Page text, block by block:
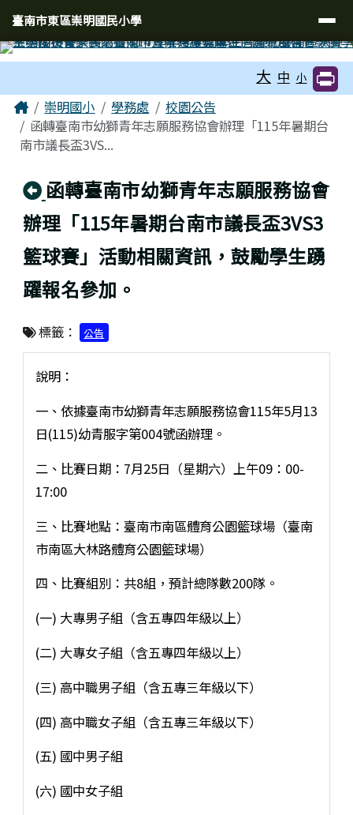
臺南市東區崇明國民小學
導覽列
臺南市東區崇明國民小學
大 中 小
主內容區域
Home崇明國小 學務處
校園公告
函轉臺南市幼獅青年志願服務協會辦理「115年暑期台
南市議長盃3VS...
回上頁
函轉臺南市幼獅青年志願服務協會
辦理「115年暑期台南市議長盃3VS3
籃球賽」活動相關資訊，鼓勵學生踴
躍報名參加。
標籤： 公告
說明：
一、依據臺南市幼獅青年志願服務協會115年5月13
日(115)幼青服字第004號函辦理。
二、比賽日期：7月25日（星期六）上午09：00-
17:00
三、比賽地點：臺南市南區體育公園籃球場（臺南
市南區大林路體育公園籃球場）
四、比賽組別：共8組，預計總隊數200隊。
(一) 大專男子組（含五專四年級以上）
(二) 大專女子組（含五專四年級以上）
(三) 高中職男子組（含五專三年級以下）
(四) 高中職女子組（含五專三年級以下）
(五) 國中男子組
(六) 國中女子組
頁尾區域